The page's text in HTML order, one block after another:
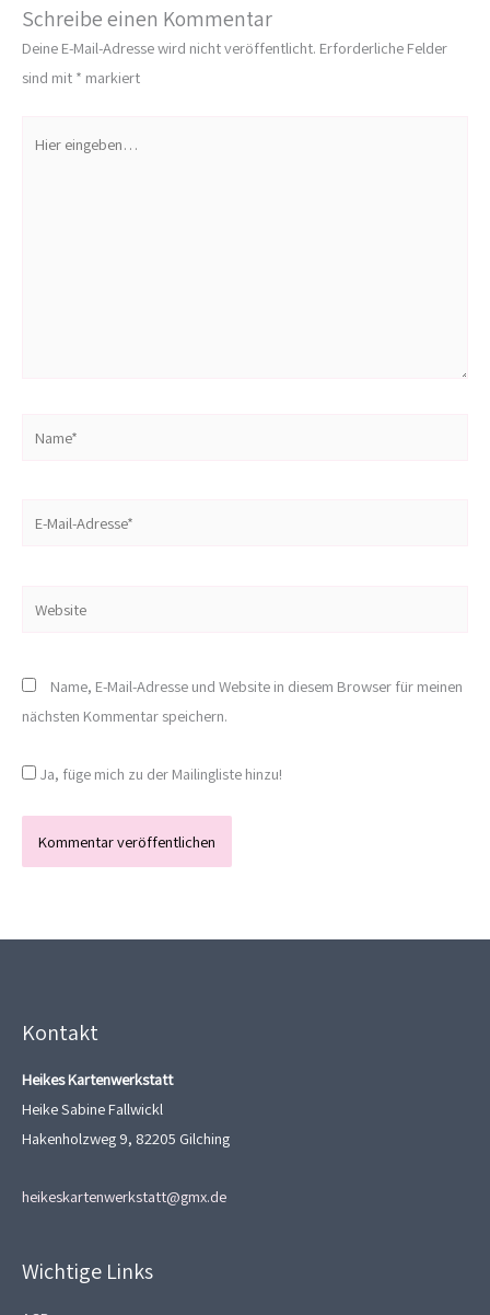
Schreibe einen Kommentar
Deine E-Mail-Adresse wird nicht veröffentlicht. Erforderliche Felder
sind mit * markiert
eingeben…
Website
Name, E-Mail-Adresse und Website in diesem Browser für meinen
nächsten Kommentar speichern.
Ja, füge mich zu der Mailingliste hinzu!
Kontakt
Heikes Kartenwerkstatt
Heike Sabine Fallwickl
Hakenholzweg 9, 82205 Gilching
heikeskartenwerkstatt@gmx.de
Wichtige Links